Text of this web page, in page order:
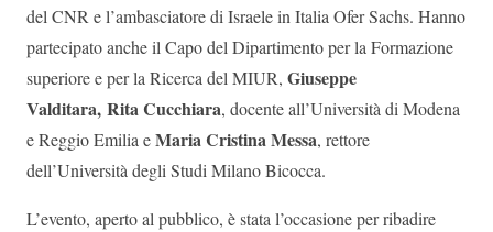
del CNR e l’ambasciatore di Israele in Italia Ofer Sachs. Hanno
partecipato anche il Capo del Dipartimento per la Formazione
superiore e per la Ricerca del MIUR, Giuseppe
Valditara, Rita Cucchiara, docente all’Università di Modena
e Reggio Emilia eMaria Cristina Messa, rettore
dell’Università degli Studi Milano Bicocca.
L’evento, aperto al pubblico, è stata l’occasione per ribadire